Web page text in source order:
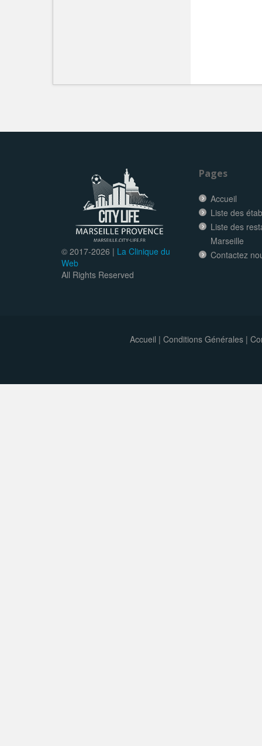
© 2017-2026 | La Clinique du
Web
All Rights Reserved
Pages
Accueil
Liste des
Liste des
Marseille
Contactez
Accueil | Conditions Générales|